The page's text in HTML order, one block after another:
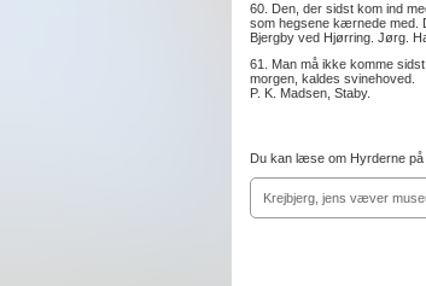
60. Den, der sidst kom ind
som hegsene kærnede med.
Bjergby ved Hjørring. Jørg.
61. Man må ikke komme
morgen, kaldes svinehoved.
P. K. Madsen, Staby.
Du kan læse om Hyrderne
Krejbjerg, jens væver